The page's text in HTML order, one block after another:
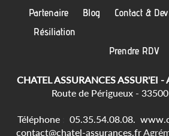
Partenaire
Blog Contact &
Résiliation
Prendre RDV
CHATEL ASSURANCES ASSUR'EI
Route de Périgueux -
Téléphone 05.35.54.08.08.
contact@chatel-assurances.fr